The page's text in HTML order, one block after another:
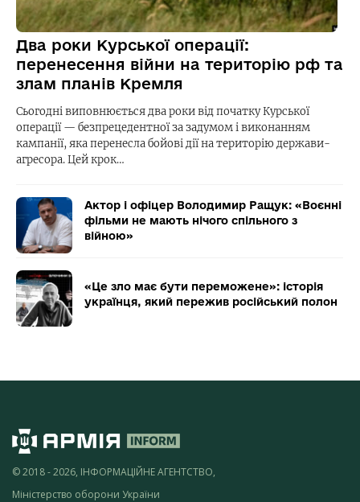
Два роки Курської операції:
перенесення війни на територію рф та
злам планів Кремля
Сьогодні виповнюється два роки від початку Курської
операції — безпрецедентної за задумом і виконанням
кампанії, яка перенесла бойові дії на територію держави-
агресора. Цей крок…
Актор і офіцер Володимир Ращук: «Воєнні
фільми не мають нічого спільного з
війною»
«Це зло має бути переможене»: історія
українця, який пережив російський полон
© 2018 - 2026, ІНФОРМАЦІЙНЕ АГЕНТСТВО,
Міністерство оборони України